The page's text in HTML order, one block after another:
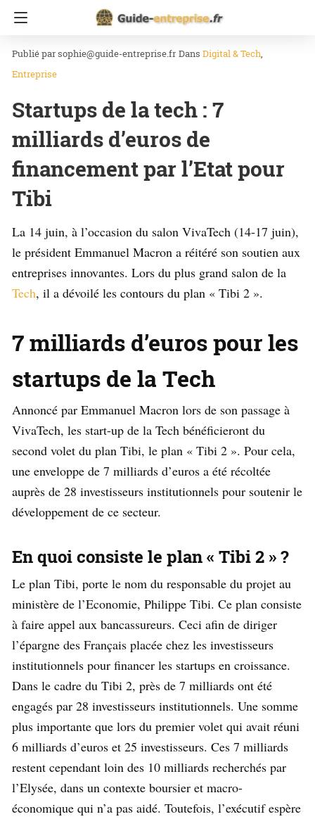
Accueil Digital & Tech
sophie@guide-entreprise.fr Dans Digital & Tech
Entreprise
Startups de la tech : 7
milliards d’euros de
financement par l’Etat pour
Tibi
La 14 juin, à l’occasion du salon VivaTech (14-17 juin),
le président Emmanuel Macron a réitéré son soutien aux
entreprises innovantes. Lors du plus grand salon de la
Tech, il a dévoilé les contours du plan « Tibi 2 ».
7 milliards d’euros pour les
startups de la Tech
Annoncé par Emmanuel Macron lors de son passage à
VivaTech, les start-up de la Tech bénéficieront du
second volet du plan Tibi, le plan « Tibi 2 ». Pour cela,
une enveloppe de 7 milliards d’euros a été récoltée
auprès de 28 investisseurs institutionnels pour soutenir le
développement de ce secteur.
En quoi consiste le plan « Tibi 2 » ?
Le plan Tibi, porte le nom du responsable du projet au
ministère de l’Economie, Philippe Tibi. Ce plan consiste
à faire appel aux bancassureurs. Ceci afin de diriger
l’épargne des Français placée chez les investisseurs
institutionnels pour financer les startups en croissance.
Dans le cadre du Tibi 2, près de 7 milliards ont été
engagés par 28 investisseurs institutionnels. Une somme
plus importante que lors du premier volet qui avait réuni
6 milliards d’euros et 25 investisseurs. Ces 7 milliards
restent cependant loin des 10 milliards recherchés par
l’Elysée, dans un contexte boursier et macro-
économique qui n’a pas aidé. Toutefois, l’exécutif espère